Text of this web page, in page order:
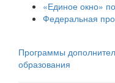
«Единое окно»
Федеральная
Программы
образования